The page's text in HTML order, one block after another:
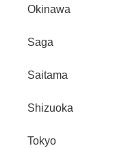
Okinawa
Saga
Saitama
Shizuoka
Tokyo